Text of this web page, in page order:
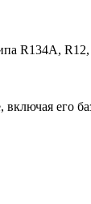
R134A,
его